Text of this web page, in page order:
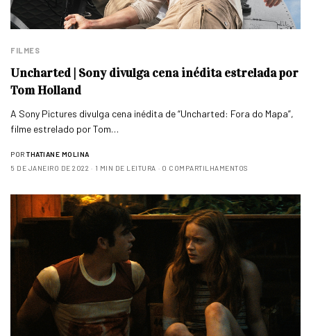
FILMES
Uncharted | Sony divulga cena inédita estrelada por
Tom Holland
A Sony Pictures divulga cena inédita de “Uncharted: Fora do Mapa”,
filme estrelado por Tom…
POR THATIANE MOLINA
5 DE JANEIRO DE 2022
1 MIN DE LEITURA 0 COMPARTILHAMENTOS